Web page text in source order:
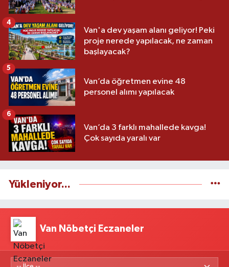
Van'a dev yaşam alanı geliyor! Peki
proje nerede yapılacak, ne zaman
başlayacak?
4
Van’da öğretmen evine 48
personel alımı yapılacak
5
Van’da 3 farklı mahallede kavga!
Çok sayıda yaralı var
6
Yükleniyor...
Van Nöbetçi Eczaneler